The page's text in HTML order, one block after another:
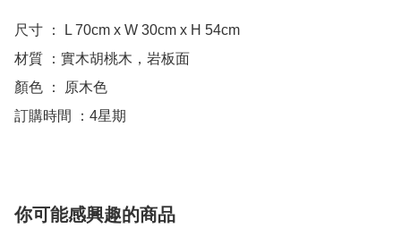
尺寸 ： L 70cm x W 30cm x H 54cm
材質 ：實木胡桃木，岩板面
顏色 ： 原木色
訂購時間 ：4星期
你可能感興趣的商品